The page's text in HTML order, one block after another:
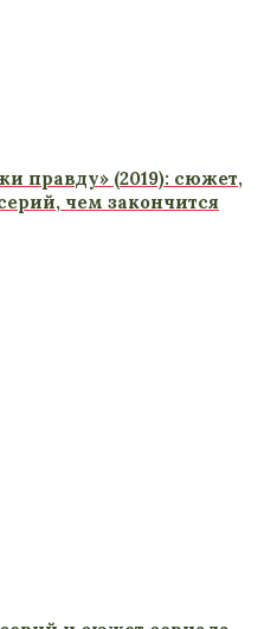
правду» (2019): сюжет,
чем закончится